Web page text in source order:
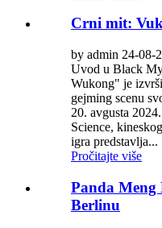
Crni mit:
by admin 24-08-
Uvod u Black
Wukong" je
gejming scenu
20. avgusta
Science,
igra predstavlja...
Pročitajte više
Panda Meng
Berlinu